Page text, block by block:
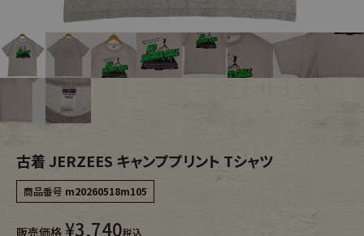
Tops Outer
Bottoms Fafatt
レディース商品カテゴリーから探す
Tops Bottoms
Outer
古着 JERZEES キャンププリント Tシャツ
商品番号 m20260518m105
販売価格 ¥3,740税込